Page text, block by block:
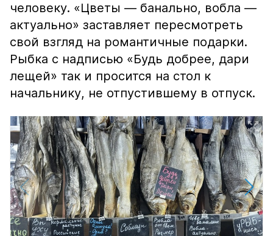
человеку. «Цветы — банально, вобла —
актуально» заставляет пересмотреть
свой взгляд на романтичные подарки.
Рыбка с надписью «Будь добрее, дари
лещей» так и просится на стол к
начальнику, не отпустившему в отпуск.